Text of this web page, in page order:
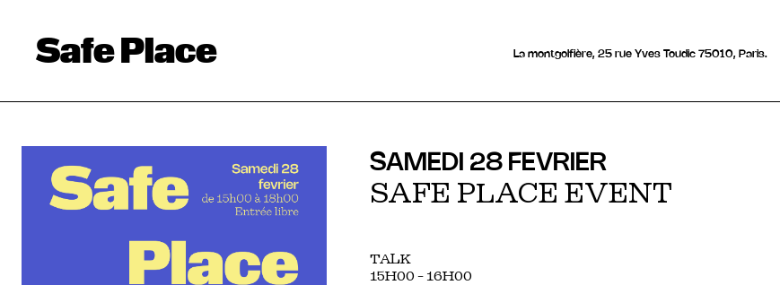
Safe Place La montgolfière, 25 rue Yves Toudic 75010, Paris.
SAMEDI 28 FEVRIER
SAFE PLACE EVENT
TALK
15H00 - 16H00